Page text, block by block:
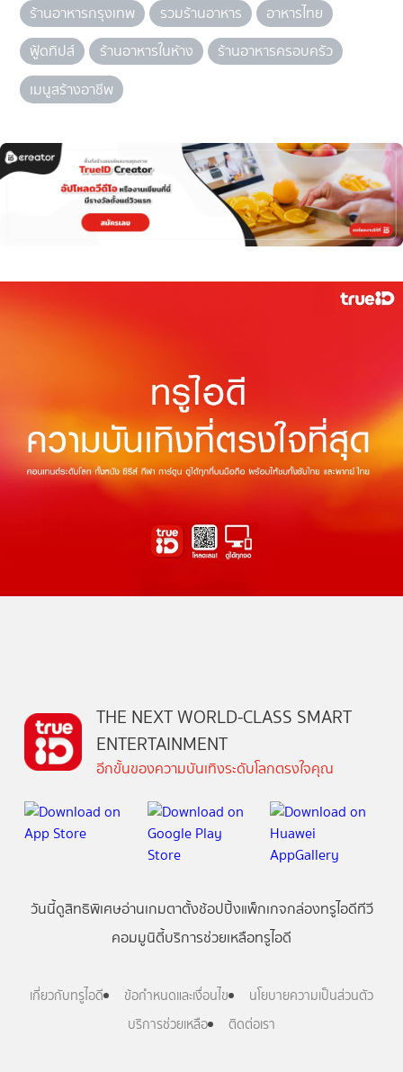
ร้านอาหารกรุงเทพ
รวมร้านอาหาร
อาหารไทย
ฟู้ดทิปส์
ร้านอาหารในห้าง
ร้านอาหารครอบครัว
เมนูสร้างอาชีพ
THE NEXT WORLD-CLASS SMART
ENTERTAINMENT
อีกขั้นของความบันเทิงระดับโลกตรงใจคุณ
วันนี้ดูสิทธิพิเศษอ่านเกมตาตั้งช้อปปิ้งแพ็กเกจกล่องทรูไอดีทีวี
คอมมูนิตี้บริการช่วยเหลือทรูไอดี
เกี่ยวกับทรูไอดี ข้อกำหนดและเงื่อนไข
นโยบายความเป็นส่วนตัว
บริการช่วยเหลือ
ติดต่อเรา